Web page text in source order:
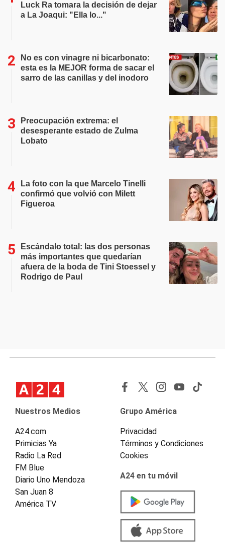
Luck Ra tomara la decisión de dejar
a La Joaqui: "Ella lo..."
No es con vinagre ni bicarbonato:
esta es la MEJOR forma de sacar el
sarro de las canillas y del inodoro
Preocupación extrema: el
desesperante estado de Zulma
Lobato
La foto con la que Marcelo Tinelli
confirmó que volvió con Milett
Figueroa
Escándalo total: las dos personas
más importantes que quedarían
afuera de la boda de Tini Stoessel y
Rodrigo de Paul
Nuestros Medios
A24.com
Primicias Ya
Radio La Red
FM Blue
Diario Uno Mendoza
San Juan 8
América TV
Grupo América
Privacidad
Términos y Condiciones
Cookies
A24 en tu móvil